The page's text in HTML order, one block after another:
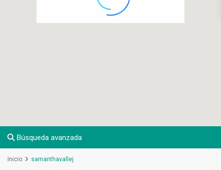
Búsqueda avanzada
Inicio samanthavallej